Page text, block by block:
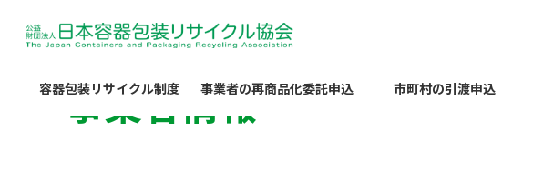
容器包装リサイクル制度 事業者の再商品化委託申込 市町村の引渡申込
事業者情報